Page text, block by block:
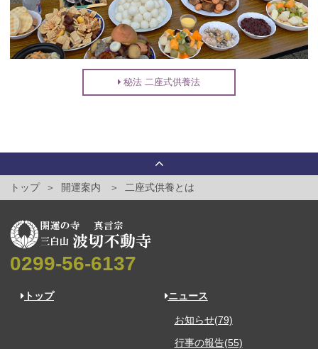
秘法 二座式供養法
トップ 開運案内 二座式供養とは
0299-56-6137
トップ ニュース
お知らせ(79)
行事の報告(55)